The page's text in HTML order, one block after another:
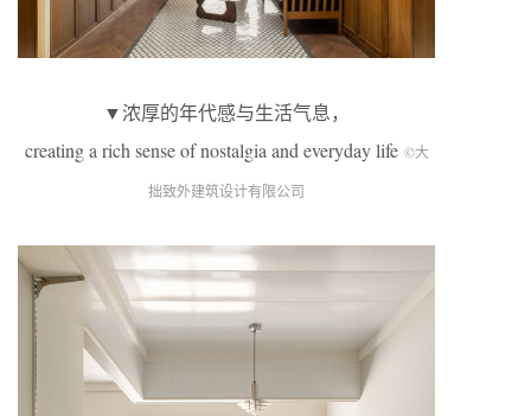
▼浓厚的年代感与生活气息，
creating a rich sense of nostalgia and everyday life ©大
拙致外建筑设计有限公司